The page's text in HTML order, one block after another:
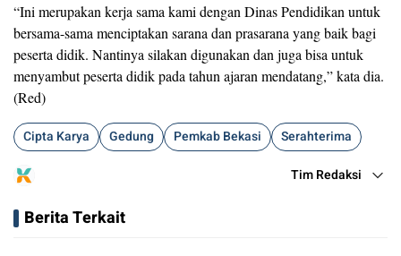
“Ini merupakan kerja sama kami dengan Dinas Pendidikan untuk
bersama-sama menciptakan sarana dan prasarana yang baik bagi
peserta didik. Nantinya silakan digunakan dan juga bisa untuk
menyambut peserta didik pada tahun ajaran mendatang,” kata dia.
(Red)
Cipta Karya Gedung Pemkab Bekasi Serahterima
Tim Redaksi
Berita Terkait